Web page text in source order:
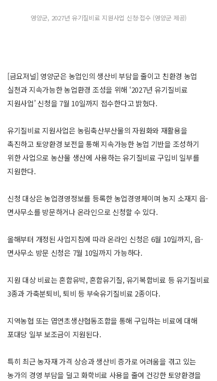
영양군, 2027년 유기질비료 지원사업 신청·접수 (영양군 제공)
[금요저널] 영양군은 농업인의 생산비 부담을 줄이고 친환경 농업
실천과 지속가능한 농업환경 조성을 위해 ‘2027년 유기질비료
지원사업’ 신청을 7월 10일까지 접수한다고 밝혔다.
유기질비료 지원사업은 농림축산부산물의 자원화와 재활용을
촉진하고 토양환경 보전을 통해 지속가능한 농업 기반을 조성하기
위한 사업으로 농산물 생산에 사용하는 유기질비료 구입비 일부를
지원한다.
신청 대상은 농업경영정보를 등록한 농업경영체이며 농지 소재지 읍·
면사무소를 방문하거나 온라인으로 신청할 수 있다.
올해부터 개정된 사업지침에 따라 온라인 신청은 6월 10일까지, 읍·
면사무소 방문 신청은 7월 10일까지 가능하다.
지원 대상 비료는 혼합유박, 혼합유기질, 유기복합비료 등 유기질비료
3종과 가축분퇴비, 퇴비 등 부숙유기질비료 2종이다.
지역농협 또는 엽연초생산협동조합을 통해 구입하는 비료에 대해
포대당 일부 보조금이 지원된다.
특히 최근 농자재 가격 상승과 생산비 증가로 어려움을 겪고 있는
농가의 경영 부담을 덜고 화학비료 사용을 줄여 건강한 토양환경을